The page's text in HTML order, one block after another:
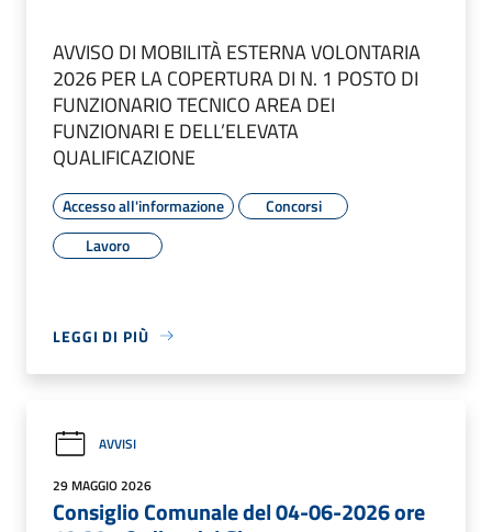
AVVISO DI MOBILITÀ ESTERNA VOLONTARIA
2026 PER LA COPERTURA DI N. 1 POSTO DI
FUNZIONARIO TECNICO AREA DEI
FUNZIONARI E DELL’ELEVATA
QUALIFICAZIONE
Accesso all'informazione
Concorsi
Lavoro
LEGGI DI PIÙ
AVVISI
29 MAGGIO 2026
Consiglio Comunale del 04-06-2026 ore